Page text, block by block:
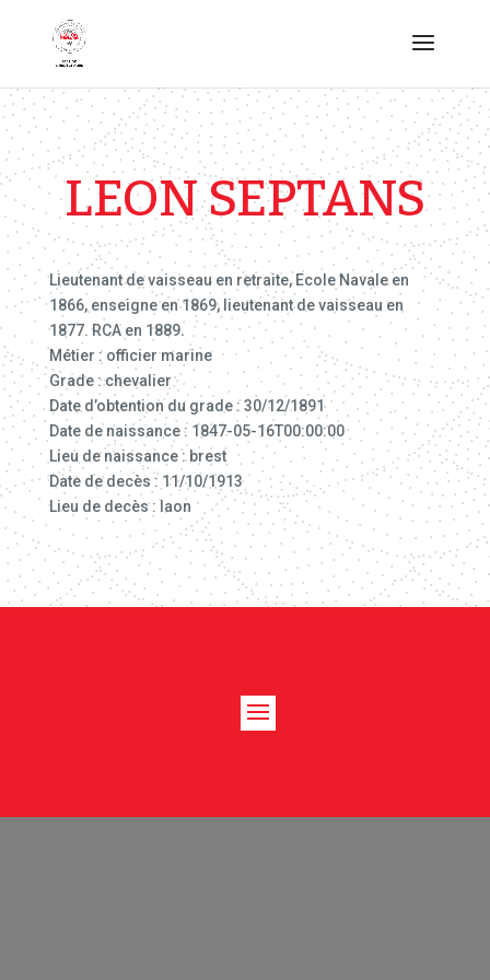
LEON SEPTANS
Lieutenant de vaisseau en retraite, Ecole Navale en
1866, enseigne en 1869, lieutenant de vaisseau en
1877. RCA en 1889.
Métier : officier marine
Grade : chevalier
Date d’obtention du grade : 30/12/1891
Date de naissance : 1847-05-16T00:00:00
Lieu de naissance : brest
Date de decès : 11/10/1913
Lieu de decès : laon